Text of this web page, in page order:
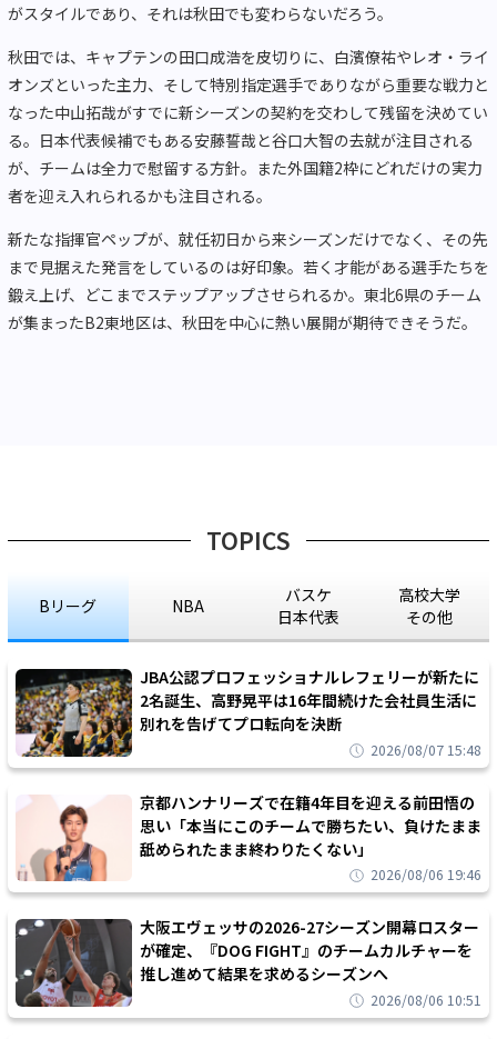
がスタイルであり、それは秋田でも変わらないだろう。
秋田では、キャプテンの田口成浩を皮切りに、白濱僚祐やレオ・ライ
オンズといった主力、そして特別指定選手でありながら重要な戦力と
なった中山拓哉がすでに新シーズンの契約を交わして残留を決めてい
る。日本代表候補でもある安藤誓哉と谷口大智の去就が注目される
が、チームは全力で慰留する方針。また外国籍2枠にどれだけの実力
者を迎え入れられるかも注目される。
新たな指揮官ペップが、就任初日から来シーズンだけでなく、その先
まで見据えた発言をしているのは好印象。若く才能がある選手たちを
鍛え上げ、どこまでステップアップさせられるか。東北6県のチーム
が集まったB2東地区は、秋田を中心に熱い展開が期待できそうだ。
TOPICS
Bリーグ NBA
バスケ
日本代表
高校大学
その他
JBA公認プロフェッショナルレフェリーが新たに
2名誕生、高野晃平は16年間続けた会社員生活に
別れを告げてプロ転向を決断
2026/08/07 15:48
京都ハンナリーズで在籍4年目を迎える前田悟の
思い「本当にこのチームで勝ちたい、負けたまま
舐められたまま終わりたくない」
2026/08/06 19:46
大阪エヴェッサの2026-27シーズン開幕ロスター
が確定、『DOG FIGHT』のチームカルチャーを
推し進めて結果を求めるシーズンへ
2026/08/06 10:51